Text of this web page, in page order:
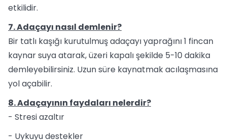
etkilidir.
7. Adaçayı nasıl demlenir?
Bir tatlı kaşığı kurutulmuş adaçayı yaprağını 1 fincan
kaynar suya atarak, üzeri kapalı şekilde 5-10 dakika
demleyebilirsiniz. Uzun süre kaynatmak acılaşmasına
yol açabilir.
8. Adaçayının faydaları nelerdir?
- Stresi azaltır
- Uykuyu destekler